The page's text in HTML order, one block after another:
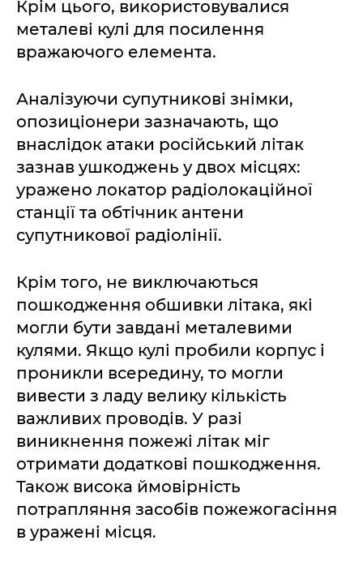
Крім цього, використовувалися
металеві кулі для посилення
вражаючого елемента.
Аналізуючи супутникові знімки,
опозиціонери зазначають, що
внаслідок атаки російський літак
зазнав ушкоджень у двох місцях:
уражено локатор радіолокаційної
станції та обтічник антени
супутникової радіолінії.
Крім того, не виключаються
пошкодження обшивки літака, які
могли бути завдані металевими
кулями. Якщо кулі пробили корпус і
проникли всередину, то могли
вивести з ладу велику кількість
важливих проводів. У разі
виникнення пожежі літак міг
отримати додаткові пошкодження.
Також висока ймовірність
потрапляння засобів пожежогасіння
в уражені місця.